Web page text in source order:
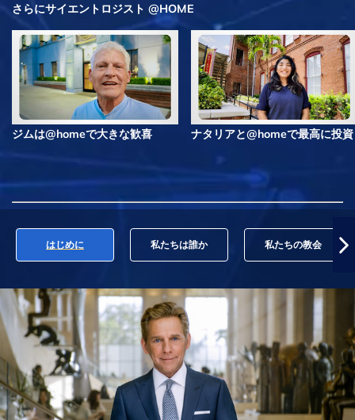
さらにサイエントロジスト @HOME
ジムは@homeで大きな歓喜 ナタリアと@homeで最高に投資
はじめに 私たちは誰か 私たちの教会